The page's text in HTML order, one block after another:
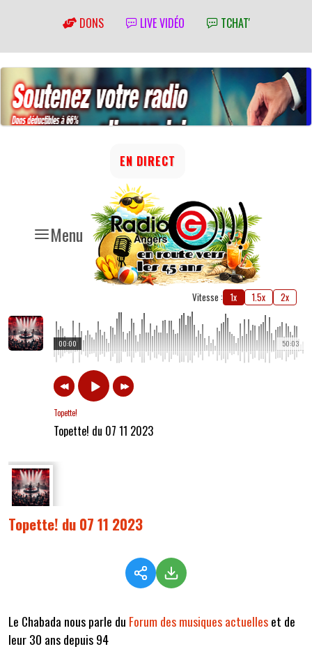
DONS LIVE VIDÉO TCHAT'
Menu
EN DIRECT
Vitesse : 1x 1.5x 2x
50:03
00:00
Topette!
Topette! du 07 11 2023
Topette! du 07 11 2023
Le Chabada nous parle du Forum des musiques actuelleset de
leur 30 ans depuis 94